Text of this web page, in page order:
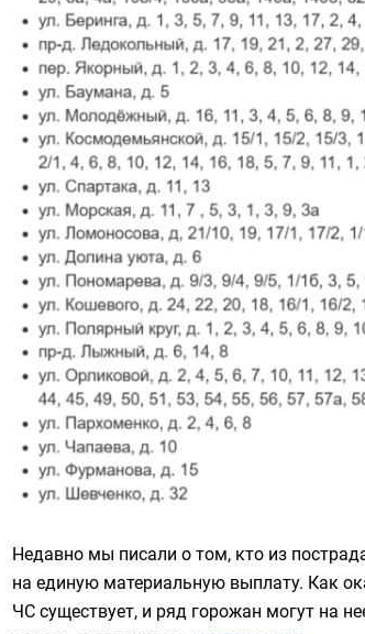
Недавно мы писали о том, кто из
на единую материальную выплату. Как
ЧС существует, и ряд горожан могут на